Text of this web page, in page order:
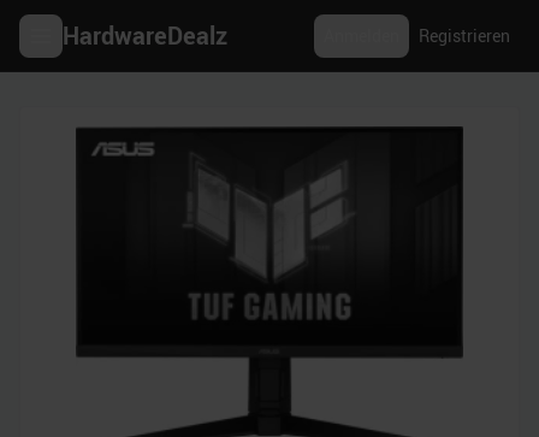
HardwareDealz Registrieren